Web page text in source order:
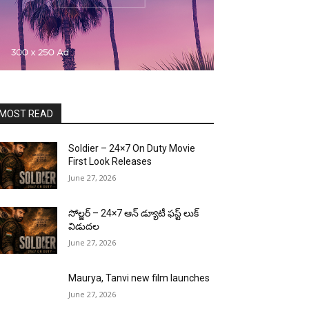
READ
Soldier – 24×7 On Duty Movie
First Look Releases
June 27, 2026
సోల్జర్ – 24×7 ఆన్ డ్యూటీ ఫస్ట్ లుక్
విడుదల
June 27, 2026
Maurya, Tanvi new film launches
June 27, 2026